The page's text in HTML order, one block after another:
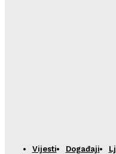
Vijesti Događaji